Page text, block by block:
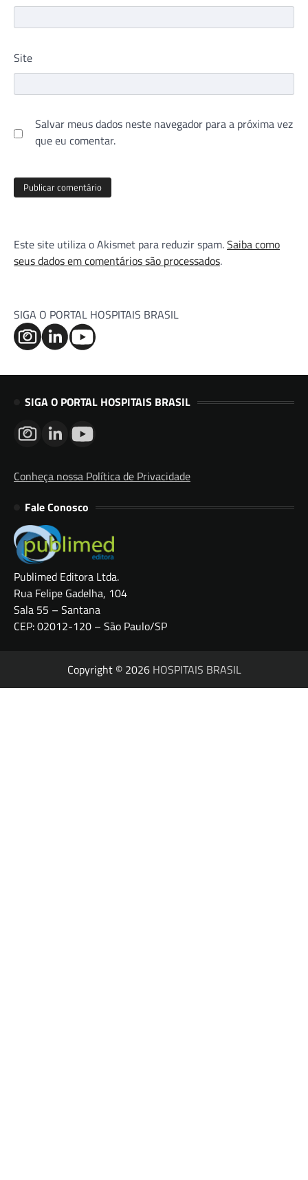
Site
Salvar meus dados neste navegador para a próxima vez
que eu comentar.
Este site utiliza o Akismet para reduzir spam.Saiba como
seus dados em comentários são processados.
SIGA O PORTAL HOSPITAIS BRASIL
SIGA O PORTAL HOSPITAIS BRASIL
Conheça nossa Política de Privacidade
Fale Conosco
Publimed Editora Ltda.
Rua Felipe Gadelha, 104
Sala 55 – Santana
CEP: 02012-120 – São Paulo/SP
Copyright © 2026 HOSPITAIS BRASIL